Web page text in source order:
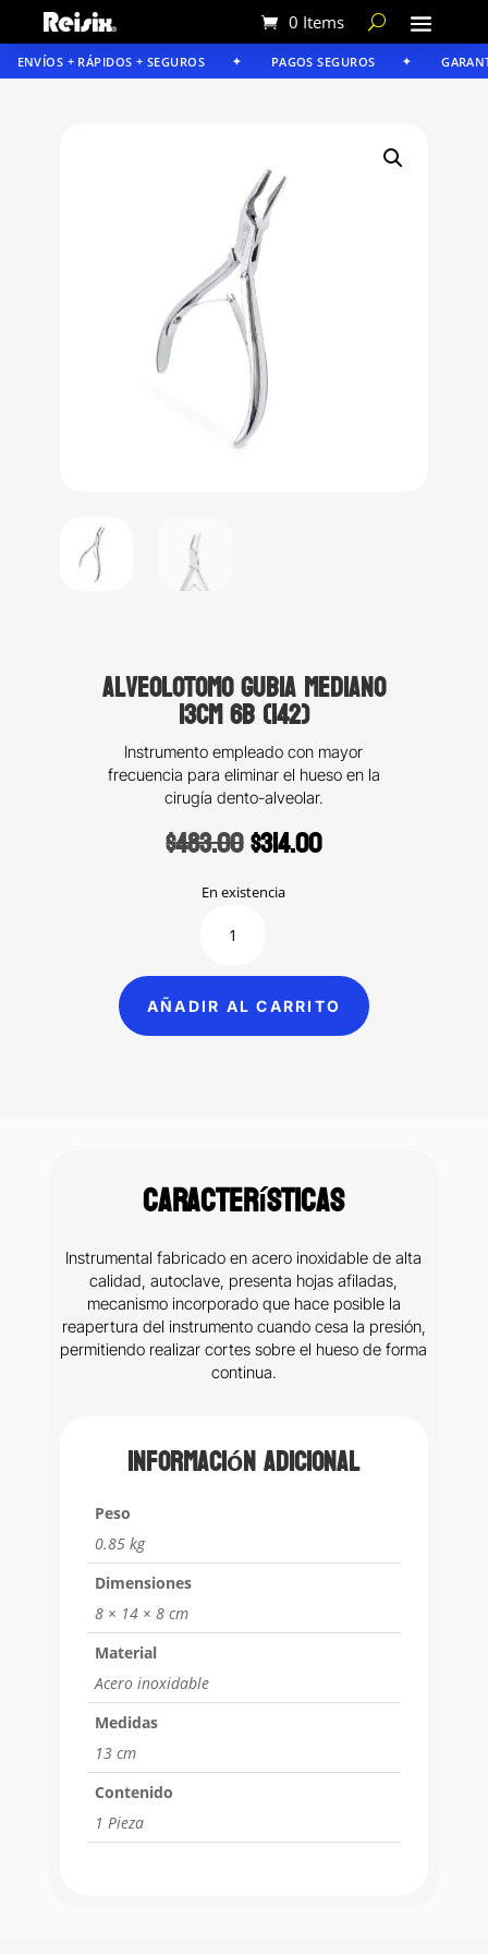
0 Items
ENVÍOS + RÁPIDOS + SEGUROS PAGOS SEGUROS
Alveolotomo gubia mediano
13cm 6B (142)
Instrumento empleado con mayor
frecuencia para eliminar el hueso en la
cirugía dento-alveolar.
$483.00Original
was:
$314.00Current
En existencia
gubia
6B
(142)
AÑADIR AL CARRITO
Características
Instrumental fabricado en acero inoxidable de alta
calidad, autoclave, presenta hojas afiladas,
mecanismo incorporado que hace posible la
reapertura del instrumento cuando cesa la presión,
permitiendo realizar cortes sobre el hueso de forma
continua.
Información adicional
Peso
0.85 kg
Dimensiones
8 × 14 × 8 cm
Material
Acero inoxidable
Medidas
13 cm
Contenido
1 Pieza